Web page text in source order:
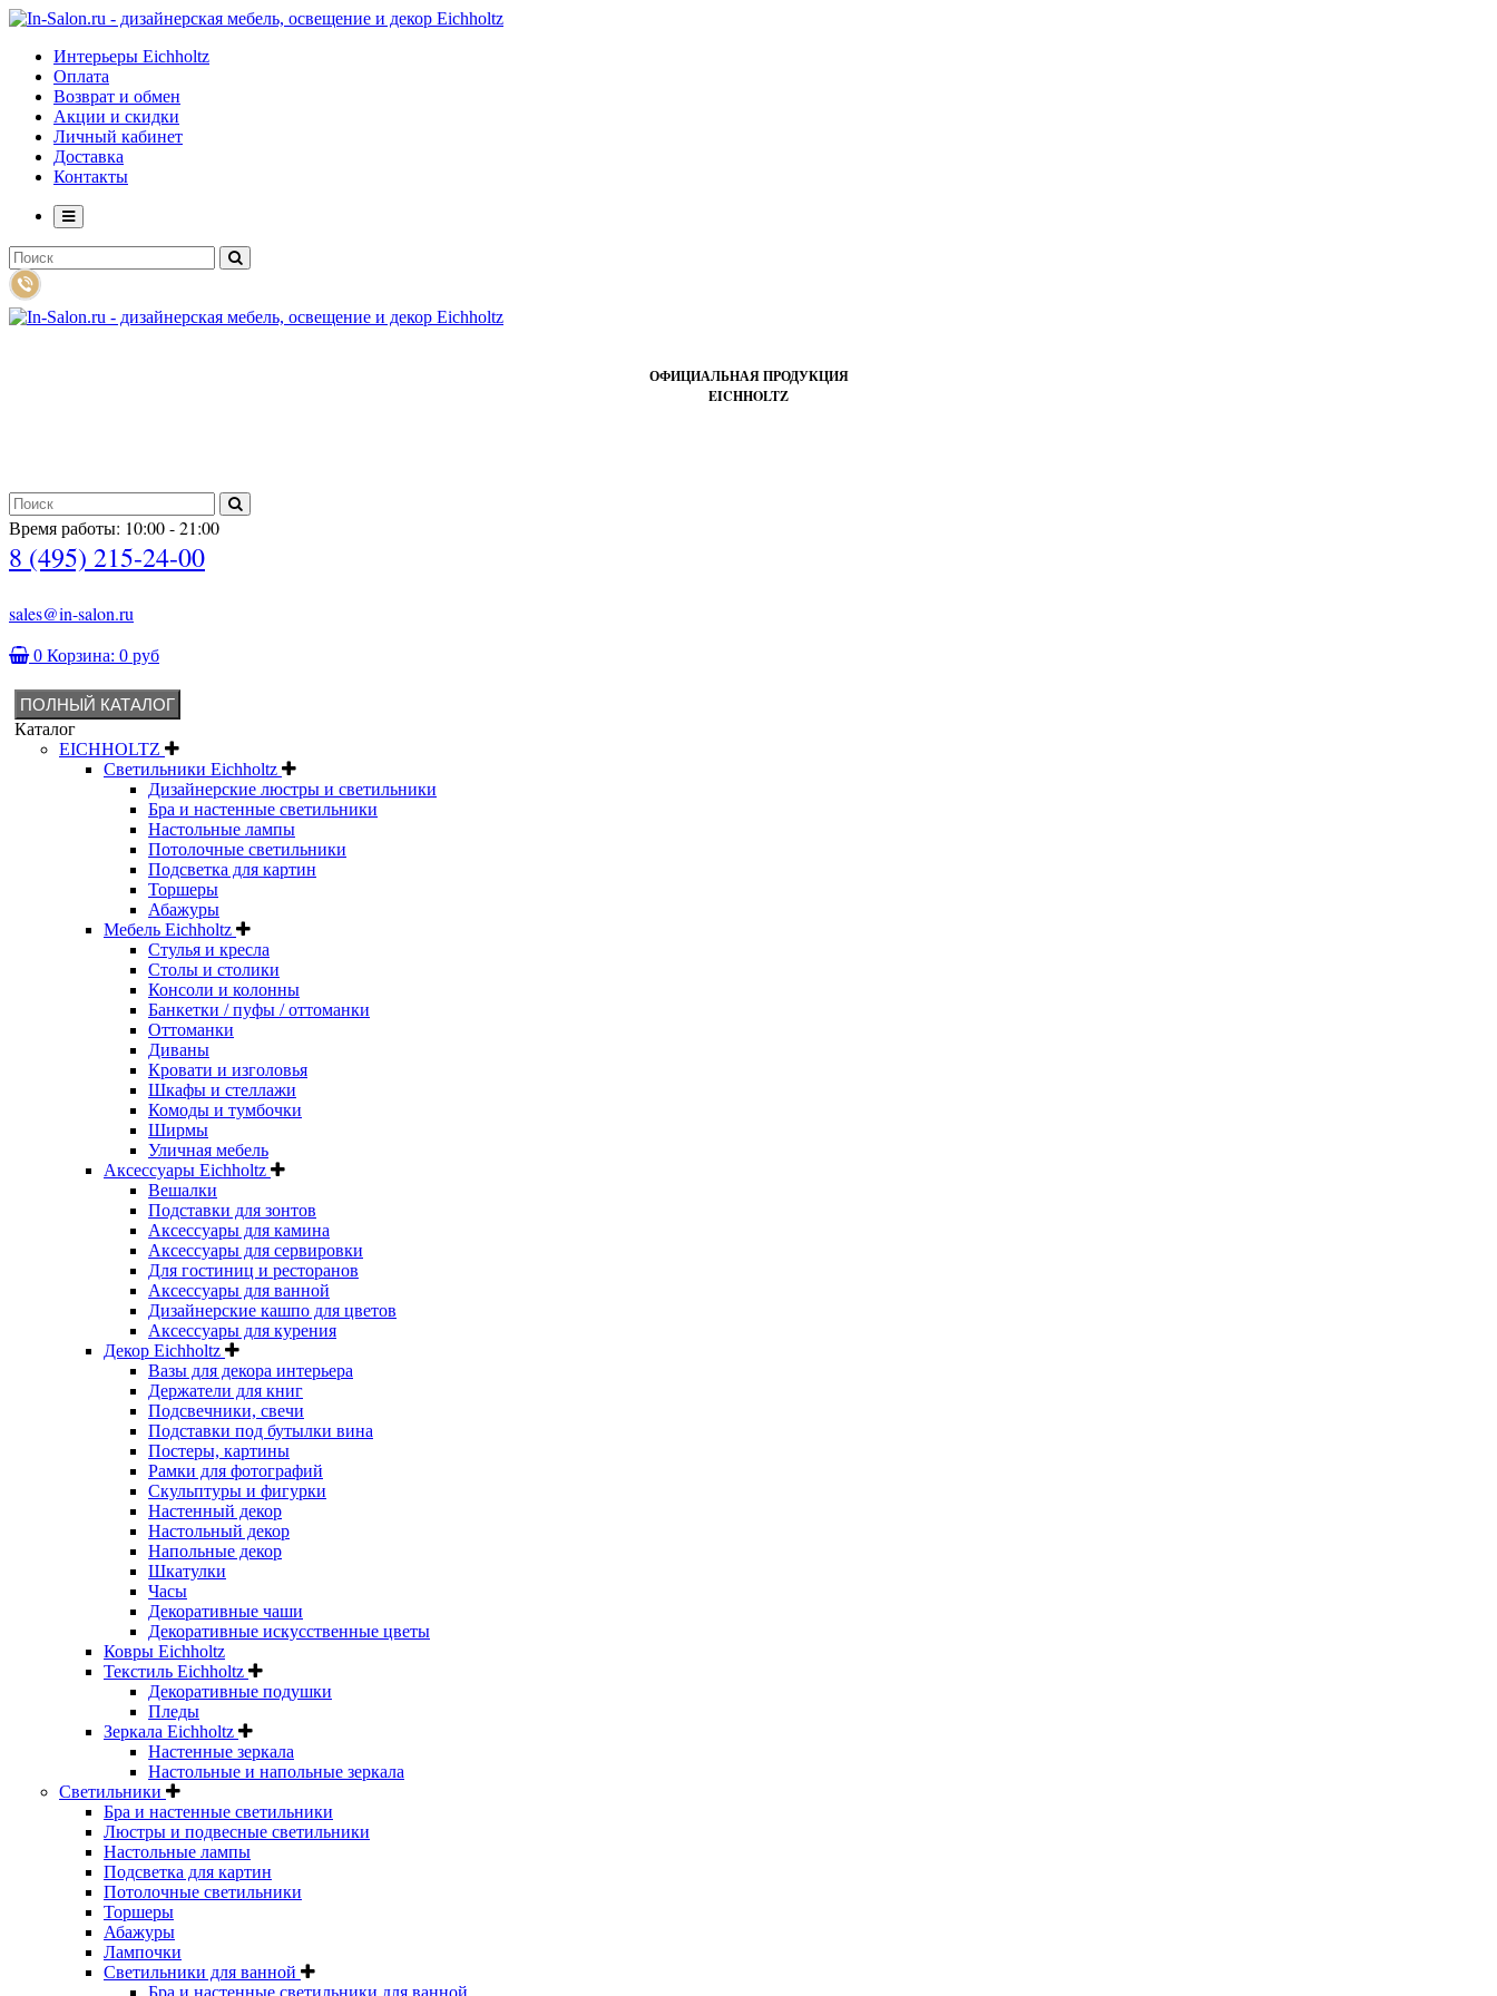
Интерьеры Eichholtz
Оплата
Возврат и обмен
Акции и скидки
Личный кабинет
Доставка
Контакты
ОФИЦИАЛЬНАЯ ПРОДУКЦИЯ
EICHHOLTZ
Время работы: 10:00 - 21:00
8 (495) 215-24-00
sales@in-salon.ru
0 Корзина: 0 руб
ПОЛНЫЙ КАТАЛОГ
Каталог
EICHHOLTZ
Светильники Eichholtz
Дизайнерские люстры и светильники
Бра и настенные светильники
Настольные лампы
Потолочные светильники
Подсветка для картин
Торшеры
Абажуры
Мебель Eichholtz
Стулья и кресла
Столы и столики
Консоли и колонны
Банкетки / пуфы / оттоманки
Оттоманки
Диваны
Кровати и изголовья
Шкафы и стеллажи
Комоды и тумбочки
Ширмы
Уличная мебель
Аксессуары Eichholtz
Вешалки
Подставки для зонтов
Аксессуары для камина
Аксессуары для сервировки
Для гостиниц и ресторанов
Аксессуары для ванной
Дизайнерские кашпо для цветов
Аксессуары для курения
Декор Eichholtz
Вазы для декора интерьера
Держатели для книг
Подсвечники, свечи
Подставки под бутылки вина
Постеры, картины
Рамки для фотографий
Скульптуры и фигурки
Настенный декор
Настольный декор
Напольные декор
Шкатулки
Часы
Декоративные чаши
Декоративные искусственные цветы
Ковры Eichholtz
Текстиль Eichholtz
Декоративные подушки
Пледы
Зеркала Eichholtz
Настенные зеркала
Настольные и напольные зеркала
Светильники
Бра и настенные светильники
Люстры и подвесные светильники
Настольные лампы
Подсветка для картин
Потолочные светильники
Торшеры
Абажуры
Лампочки
Светильники для ванной
Бра и настенные светильники для ванной